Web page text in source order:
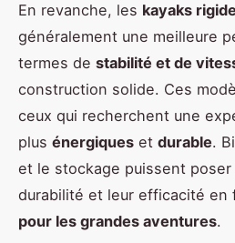
En revanche, les kayaks
généralement une meilleure
termes de stabilité et de
construction solide. Ces
ceux qui recherchent une
plus énergiques et durable.
et le stockage puissent
durabilité et leur efficacité en
pour les grandes aventures.